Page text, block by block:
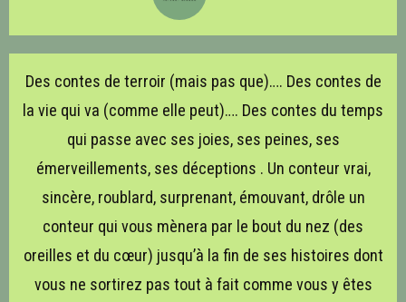
Des contes de terroir (mais pas que)…. Des contes de
la vie qui va (comme elle peut)…. Des contes du temps
qui passe avec ses joies, ses peines, ses
émerveillements, ses déceptions . Un conteur vrai,
sincère, roublard, surprenant, émouvant, drôle un
conteur qui vous mènera par le bout du nez (des
oreilles et du cœur) jusqu’à la fin de ses histoires dont
vous ne sortirez pas tout à fait comme vous y êtes